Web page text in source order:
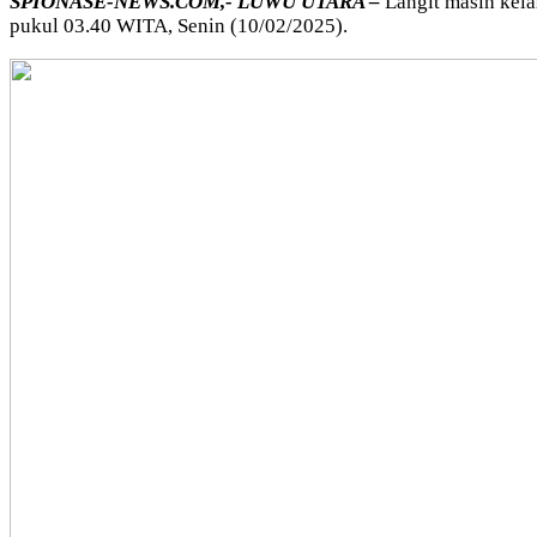
pukul 03.40 WITA, Senin (10/02/2025).